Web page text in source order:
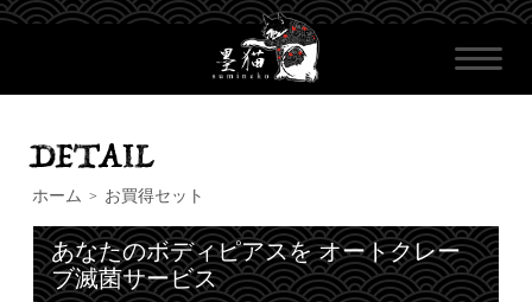
ホーム > お買得セット
あなたのボディピアスを オートクレー
ブ滅菌サービス